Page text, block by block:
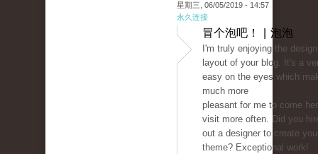
星期三, 06/05/2019 - 14:57
永久连接
冒个泡吧！ | 泡泡
I'm truly enjoying the
layout of your blog. It's a
easy on the eyes which
much more
pleasant for me to come
visit more often. Did you
out a designer to create
theme? Exceptional work!